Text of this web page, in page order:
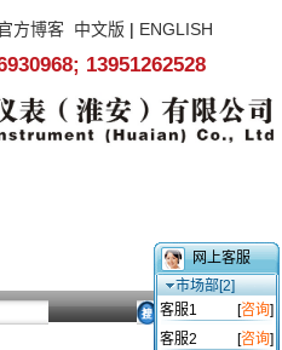
方博客 中文版 | ENGLISH
13951262528
网上客服
市场部[2]
客服1
[咨询]
客服2
[咨询]